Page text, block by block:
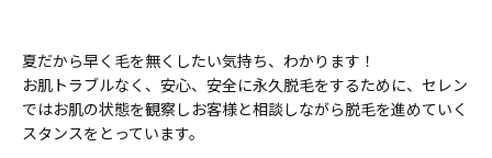
夏だから早く毛を無くしたい気持ち、わかります！
お肌トラブルなく、安心、安全に永久脱毛をするために、セレン
ではお肌の状態を観察しお客様と相談しながら脱毛を進めていく
スタンスをとっています。